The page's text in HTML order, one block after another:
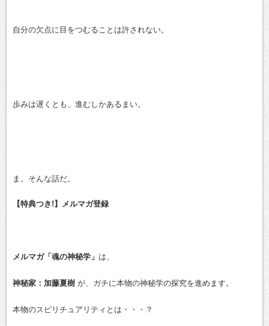
自分の欠点に目をつむることは許されない。
歩みは遅くとも、進むしかあるまい。
ま。そんな話だ。
【特典つき!】メルマガ登録
メルマガ「魂の神秘学」 は、
神秘家：加藤夏樹 が、ガチに本物の神秘学の探究を進めます。
本物のスピリチュアリティとは・・・？